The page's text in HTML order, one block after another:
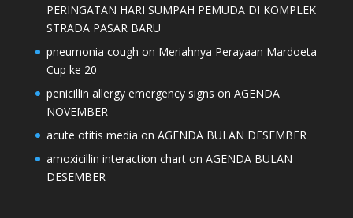
PERINGATAN HARI SUMPAH PEMUDA DI KOMPLEK
STRADA PASAR BARU
pneumonia cough on Meriahnya Perayaan Mardoeta
Cup ke 20
penicillin allergy emergency signs on AGENDA
NOVEMBER
acute otitis media on AGENDA BULAN DESEMBER
amoxicillin interaction charton AGENDA BULAN
DESEMBER